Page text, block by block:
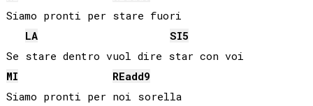
Siamo pronti per stare fuori
LA
SI5
MI
REadd9
Siamo pronti per noi sorella